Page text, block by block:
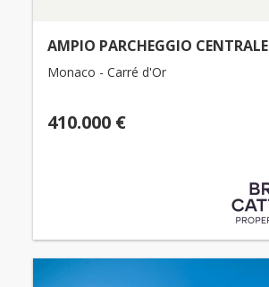
AMPIO PARCHEGGIO CENTRALE
Monaco - Carré d'Or
410.000 €